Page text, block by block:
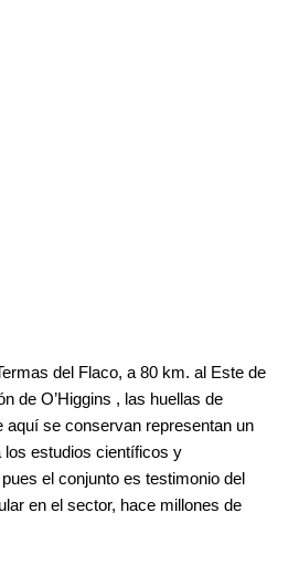
del Flaco, a 80 km. al Este de
de O’Higgins , las huellas de
aquí se conservan representan un
los estudios científicos y
el conjunto es testimonio del
en el sector, hace millones de